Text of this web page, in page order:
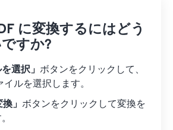
に変換するにはどう
すか?
選択」 ボタンをクリックして、
ルを選択します。
」 ボタンをクリックして変換を